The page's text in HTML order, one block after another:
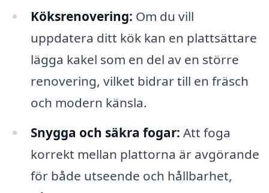
Köksrenovering: Om du vill
uppdatera ditt kök kan en plattsättare
lägga kakel som en del av en större
renovering, vilket bidrar till en fräsch
och modern känsla.
Snygga och säkra fogar: Att foga
korrekt mellan plattorna är avgörande
för både utseende och hållbarhet,